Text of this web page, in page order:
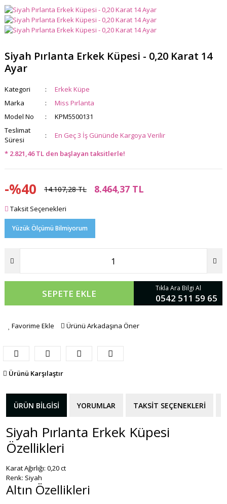
Siyah Pırlanta Erkek Küpesi - 0,20 Karat 14
Ayar
Kategori
Erkek Küpe
Marka
Miss Pırlanta
Model No
KPM5500131
Teslimat
Süresi
En Geç 3 İş Gününde Kargoya Verilir
* 2.821,46 TL den başlayan taksitlerle!
-%40 14.107,28 TL 8.464,37 TL
Taksit Seçenekleri
Yüzük Ölçümü Bilmiyorum
SEPETE EKLE Tıkla Ara Bilgi Al
0542 511 59 65
Favorime Ekle Ürünü Arkadaşına Öner
Ürünü Karşılaştır
ÜRÜN BILGISI YORUMLAR TAKSIT SEÇENEKLERI
Siyah Pırlanta Erkek Küpesi
Özellikleri
Karat Ağırlığı: 0,20 ct
Renk: Siyah
Altın Özellikleri